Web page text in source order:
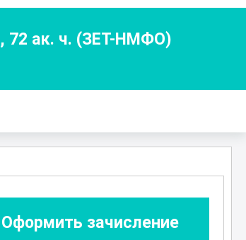
, 72 ак. ч. (ЗЕТ-НМФО)
Оформить зачисление